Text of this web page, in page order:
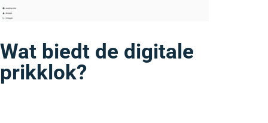
Wat biedt de digitale
prikklok?